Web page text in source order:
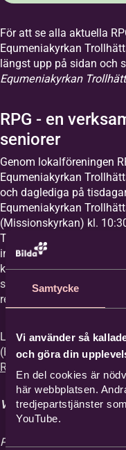
Samtycke
Vi använder så
och göra din
En del cookies är
här webbplatsen.
tredjepartstjänster
YouTube.
För att se alla aktuella
Equmeniakyrkan
längst upp på sidan och
Equmeniakyrkan
RPG - en
seniorer
Genom lokalföreningen
Equmeniakyrkan
och daglediga på
Equmeniakyrkan
(Missionskyrkan) kl.
Träffarna bygger på en
inledande andakt, god
kring kaffeborden samt
sång och musik varvas
reseskildringar,
Läs mer om
(Riksförbundet
RPG:s hemsida
Varmt välkommen!
Programmet genomförs i